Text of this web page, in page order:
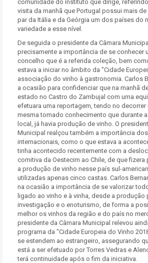
comunidade do instituto que dirige,
visita da manhã que Portugal possui mais
par da Itália e da Geórgia um dos países do
variedade a esse nível.
De seguida o presidente da Câmara
precisamente a importância de se conhecer
concelho que é a referida coleção, bem
estava a iniciar no âmbito da "Cidade
associação do vinho à gastronomia. Carlos
a ocasião para confidenciar que na manhã
estado no Castro do Zambujal com uma
efetuara uma reportagem, tendo no decorrer
mesma tomado conhecimento que durante
local, já havia produção de vinho. O
Municipal realçou também a importância
internacionais, como o que estava a
tinha acontecido recentemente com a
comitiva da Oestecim ao Chile, de que fizera
a produção de vinho nesse país sul-
utilizadas apenas cinco castas. Carlos
na ocasião a importância de se valorizar
ligado ao vinho e à vinha, desde a produção
investigação e o enoturismo, de forma a
melhor os vinhos da região e do país no
presidente da Câmara Municipal relevou
programa da "Cidade Europeia do Vinho
se estendem ao estrangeiro, assegurando
está a ser efetuado por Torres Vedras e
terá continuidade após o fim da iniciativa.